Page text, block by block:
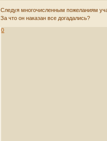
Следуя многочисленным пожеланиям
За что он наказан все догадались?
0